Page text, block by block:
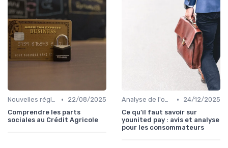
Nouvelles réglementations financières •
22/08/2025
Comprendre les parts
sociales au Crédit Agricole
Analyse de l'offre de prêt •
24/12/2025
Ce qu’il faut savoir sur
younited pay : avis et analyse
pour les consommateurs